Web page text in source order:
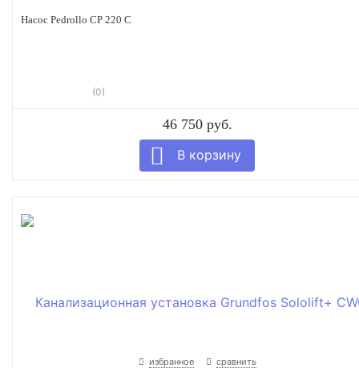
Насос Pedrollo CP 220 C
(0)
46 750 руб.
избранное сравнить